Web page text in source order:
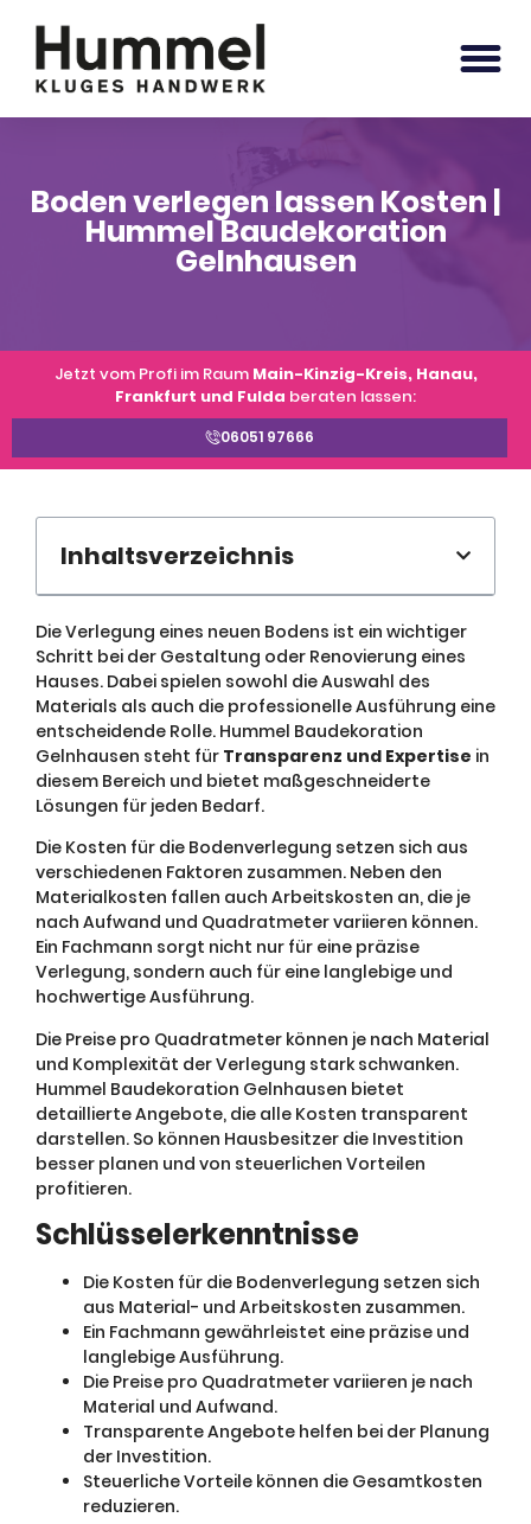
Boden verlegen lassen Kosten |
Hummel Baudekoration
Gelnhausen
Jetzt vom Profi im Raum Main-Kinzig-Kreis, Hanau,
Frankfurt und Fulda beraten lassen:
06051 97666
Inhaltsverzeichnis
Die Verlegung eines neuen Bodens ist ein wichtiger
Schritt bei der Gestaltung oder Renovierung eines
Hauses. Dabei spielen sowohl die Auswahl des
Materials als auch die professionelle Ausführung eine
entscheidende Rolle. Hummel Baudekoration
Gelnhausen steht für Transparenz und Expertise in
diesem Bereich und bietet maßgeschneiderte
Lösungen für jeden Bedarf.
Die Kosten für die Bodenverlegung setzen sich aus
verschiedenen Faktoren zusammen. Neben den
Materialkosten fallen auch Arbeitskosten an, die je
nach Aufwand und Quadratmeter variieren können.
Ein Fachmann sorgt nicht nur für eine präzise
Verlegung, sondern auch für eine langlebige und
hochwertige Ausführung.
Die Preise pro Quadratmeter können je nach Material
und Komplexität der Verlegung stark schwanken.
Hummel Baudekoration Gelnhausen bietet
detaillierte Angebote, die alle Kosten transparent
darstellen. So können Hausbesitzer die Investition
besser planen und von steuerlichen Vorteilen
profitieren.
Schlüsselerkenntnisse
Die Kosten für die Bodenverlegung setzen sich
aus Material- und Arbeitskosten zusammen.
Ein Fachmann gewährleistet eine präzise und
langlebige Ausführung.
Die Preise pro Quadratmeter variieren je nach
Material und Aufwand.
Transparente Angebote helfen bei der Planung
der Investition.
Steuerliche Vorteile können die Gesamtkosten
reduzieren.